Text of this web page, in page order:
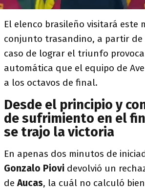
El elenco brasileño visitará este
conjunto trasandino, a partir de
caso de lograr el triunfo
automática que el equipo de
a los octavos de final.
Desde el principio y
de sufrimiento en el
se trajo la victoria
En apenas dos minutos de
Gonzalo Piovi devolvió un
deAucas, la cuál no calculó